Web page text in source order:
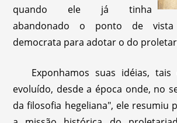
quando ele já tinha
abandonado o ponto de vista
democrata para adotar o do
Exponhamos suas idéias,
evoluído, desde a época onde, no
da filosofia hegeliana", ele resumiu